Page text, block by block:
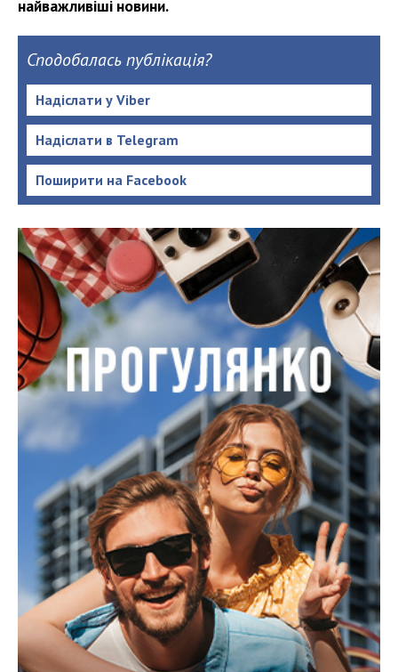
найважливіші новини.
Сподобалась публікація?
Надіслати у Viber
Надіслати в Telegram
Поширити на Facebook